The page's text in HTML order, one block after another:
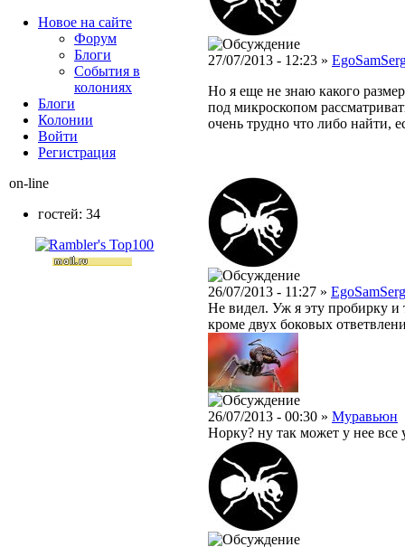
27/07/2013 - 12:23 »
Но я еще не знаю какого
под микроскопом
очень трудно что либо найти,
26/07/2013 - 11:27 » EgoSamSerg
Не видел. Уж я эту пробирку и
кроме двух боковых
26/07/2013 - 00:30 » Муравьюн
Норку? ну так может у нее все
Новое на сайте
Форум
Блоги
События в
колониях
Блоги
Колонии
Войти
Peгиcтpaция
on-line
гостей: 34